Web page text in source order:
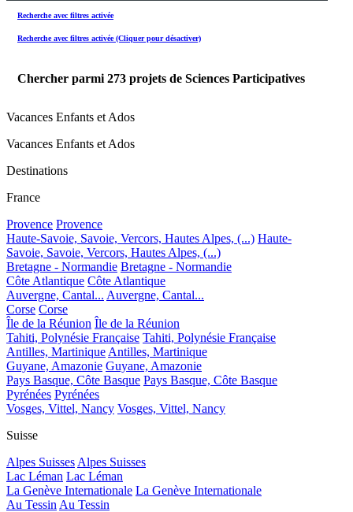
Recherche avec filtres activée
Recherche avec filtres activée (Cliquer pour désactiver)
Chercher parmi 273 projets de Sciences Participatives
Vacances Enfants et Ados
Vacances Enfants et Ados
Destinations
France
Provence Provence
Haute-Savoie, Savoie, Vercors, Hautes Alpes, (...) Haute-
Savoie, Savoie, Vercors, Hautes Alpes, (...)
Bretagne - Normandie Bretagne - Normandie
Côte Atlantique Côte Atlantique
Auvergne, Cantal... Auvergne, Cantal...
Corse Corse
Île de la Réunion Île de la Réunion
Tahiti, Polynésie Française Tahiti, Polynésie Française
Antilles, Martinique Antilles, Martinique
Guyane, Amazonie Guyane, Amazonie
Pays Basque, Côte Basque Pays Basque, Côte Basque
Pyrénées Pyrénées
Vosges, Vittel, Nancy Vosges, Vittel, Nancy
Suisse
Alpes Suisses Alpes Suisses
Lac Léman Lac Léman
La Genève Internationale La Genève Internationale
Au Tessin Au Tessin